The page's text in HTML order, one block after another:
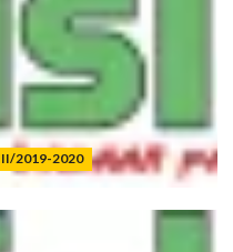
2019-2020